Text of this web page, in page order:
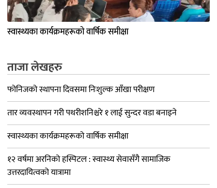
स्वास्थ्यका कार्यक्रमहरूको वार्षिक समीक्षा
ताजा लेखहरु
फोनिजको स्थापना दिवसमा निःशुल्क आँखा परीक्षण
तार व्यवस्थापन गरी पथरीशनिश्चरे १ लाई सुन्दर वडा बनाइने
स्वास्थ्यका कार्यक्रमहरूको वार्षिक समीक्षा
१२ वर्षमा अरनिको हस्पिटल : स्वास्थ्य सेवासँगै सामाजिक
उत्तरदायित्वको यात्रामा